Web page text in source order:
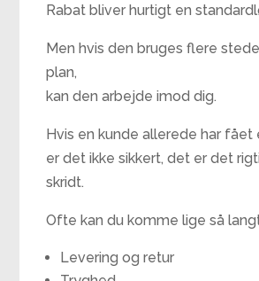
Rabat bliver hurtigt en
Men hvis den bruges flere
plan,
kan den arbejde imod dig.
Hvis en kunde allerede har fået
er det ikke sikkert, det er det
skridt.
Ofte kan du komme lige så
Levering og retur